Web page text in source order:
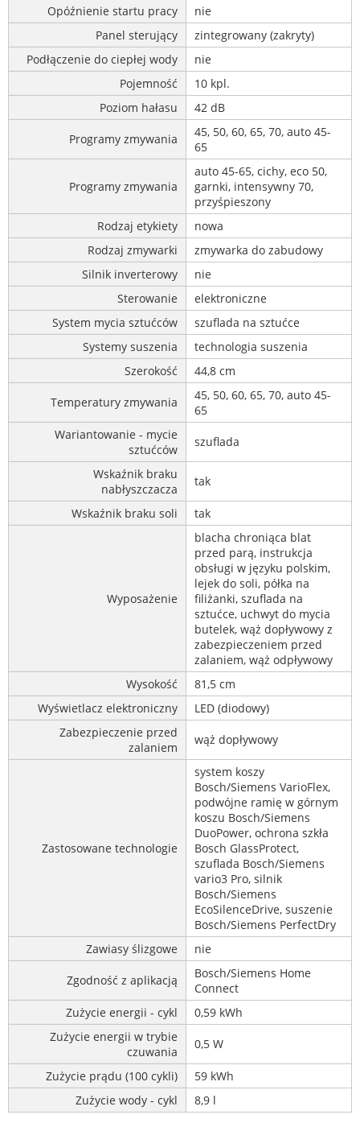
Opóźnienie startu pracy
nie
Panel sterujący
zintegrowany (zakryty)
Podłączenie do ciepłej wody
nie
Pojemność
10 kpl.
Poziom hałasu
42 dB
Programy zmywania
45, 50, 60, 65, 70, auto 45-
65
Programy zmywania
auto 45-65, cichy, eco 50,
garnki, intensywny 70,
przyśpieszony
Rodzaj etykiety
nowa
Rodzaj zmywarki
zmywarka do zabudowy
Silnik inverterowy
nie
Sterowanie
elektroniczne
System mycia sztućców
szuflada na sztućce
Systemy suszenia
technologia suszenia
Szerokość
44,8 cm
Temperatury zmywania
45, 50, 60, 65, 70, auto 45-
65
Wariantowanie - mycie
sztućców
szuflada
Wskaźnik braku
nabłyszczacza
tak
Wskaźnik braku soli tak
Wyposażenie
blacha chroniąca blat
przed parą, instrukcja
obsługi w języku polskim,
lejek do soli, półka na
filiżanki, szuflada na
sztućce, uchwyt do mycia
butelek, wąż dopływowy z
zabezpieczeniem przed
zalaniem, wąż odpływowy
Wysokość
81,5 cm
Wyświetlacz elektroniczny
LED (diodowy)
Zabezpieczenie przed
zalaniem
wąż dopływowy
Zastosowane technologie
system koszy
Bosch/Siemens VarioFlex,
podwójne ramię w górnym
koszu Bosch/Siemens
DuoPower, ochrona szkła
Bosch GlassProtect,
szuflada Bosch/Siemens
vario3 Pro, silnik
Bosch/Siemens
EcoSilenceDrive, suszenie
Bosch/Siemens PerfectDry
Zawiasy ślizgowe
nie
Zgodność z aplikacją
Bosch/Siemens Home
Connect
Zużycie energii - cykl
0,59 kWh
Zużycie energii w trybie
czuwania
0,5 W
Zużycie prądu (100 cykli)
59 kWh
Zużycie wody - cykl
8,9 l